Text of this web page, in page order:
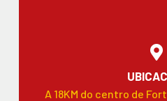
A 18KM do centro de